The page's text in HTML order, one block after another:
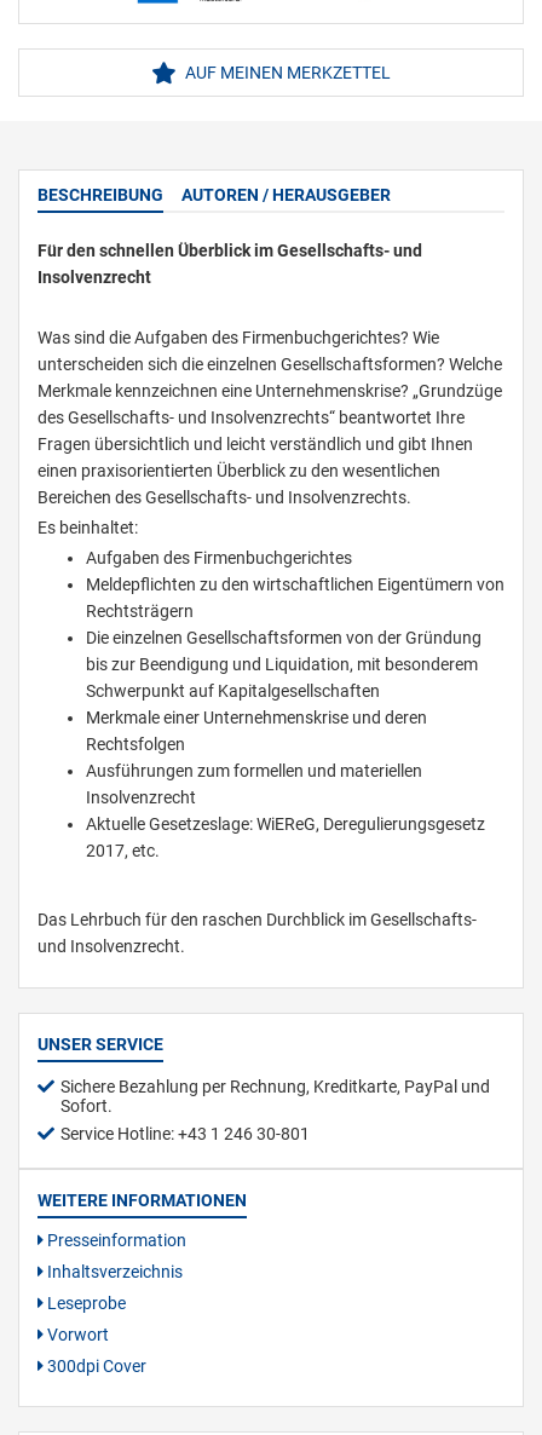
AUF MEINEN MERKZETTEL
BESCHREIBUNG AUTOREN / HERAUSGEBER
Für den schnellen Überblick im Gesellschafts- und
Insolvenzrecht
Was sind die Aufgaben des Firmenbuchgerichtes? Wie
unterscheiden sich die einzelnen Gesellschaftsformen? Welche
Merkmale kennzeichnen eine Unternehmenskrise? „Grundzüge
des Gesellschafts- und Insolvenzrechts“ beantwortet Ihre
Fragen übersichtlich und leicht verständlich und gibt Ihnen
einen praxisorientierten Überblick zu den wesentlichen
Bereichen des Gesellschafts- und Insolvenzrechts.
Es beinhaltet:
Aufgaben des Firmenbuchgerichtes
Meldepflichten zu den wirtschaftlichen Eigentümern von
Rechtsträgern
Die einzelnen Gesellschaftsformen von der Gründung
bis zur Beendigung und Liquidation, mit besonderem
Schwerpunkt auf Kapitalgesellschaften
Merkmale einer Unternehmenskrise und deren
Rechtsfolgen
Ausführungen zum formellen und materiellen
Insolvenzrecht
Aktuelle Gesetzeslage: WiEReG, Deregulierungsgesetz
2017, etc.
Das Lehrbuch für den raschen Durchblick im Gesellschafts-
und Insolvenzrecht.
UNSER SERVICE
Sichere Bezahlung per Rechnung, Kreditkarte, PayPal und
Sofort.
Service Hotline: +43 1 246 30-801
WEITERE INFORMATIONEN
Presseinformation
Inhaltsverzeichnis
Leseprobe
Vorwort
300dpi Cover